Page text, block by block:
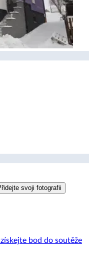
svoji fotografii
bod do soutěže